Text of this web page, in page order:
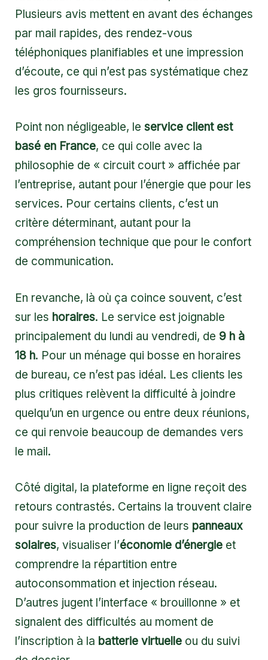
Plusieurs avis mettent en avant des échanges
par mail rapides, des rendez-vous
téléphoniques planifiables et une impression
d’écoute, ce qui n’est pas systématique chez
les gros fournisseurs.
Point non négligeable, le service client est
basé en France, ce qui colle avec la
philosophie de « circuit court » affichée par
l’entreprise, autant pour l’énergie que pour les
services. Pour certains clients, c’est un
critère déterminant, autant pour la
compréhension technique que pour le confort
de communication.
En revanche, là où ça coince souvent, c’est
sur les horaires. Le service est joignable
principalement du lundi au vendredi, de 9 h à
18 h. Pour un ménage qui bosse en horaires
de bureau, ce n’est pas idéal. Les clients les
plus critiques relèvent la difficulté à joindre
quelqu’un en urgence ou entre deux réunions,
ce qui renvoie beaucoup de demandes vers
le mail.
Côté digital, la plateforme en ligne reçoit des
retours contrastés. Certains la trouvent claire
pour suivre la production de leurs panneaux
solaires, visualiser l’économie d’énergie et
comprendre la répartition entre
autoconsommation et injection réseau.
D’autres jugent l’interface « brouillonne » et
signalent des difficultés au moment de
l’inscription à la batterie virtuelle ou du suivi